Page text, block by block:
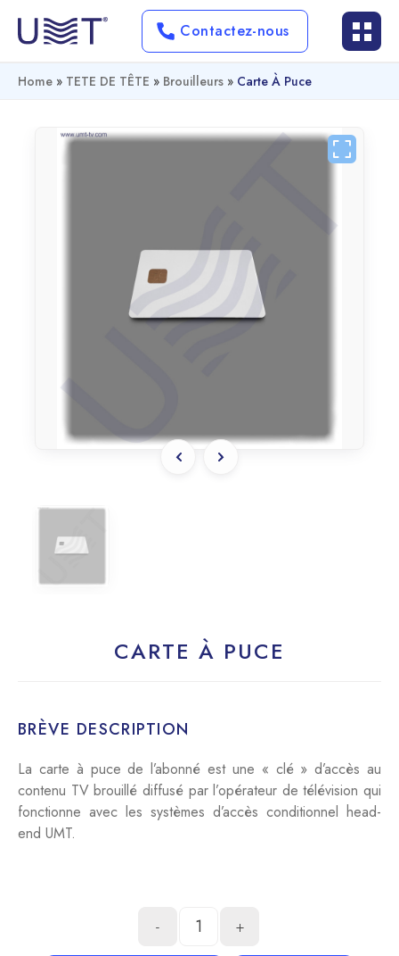
Contactez-nous
Home » TETE DE TÊTE » Brouilleurs » Carte À Puce
CARTE À PUCE
BRÈVE DESCRIPTION
La carte à puce de l’abonné est une « clé » d’accès au
contenu TV brouillé diffusé par l’opérateur de télévision qui
fonctionne avec les systèmes d’accès conditionnel head-
end UMT.
- +